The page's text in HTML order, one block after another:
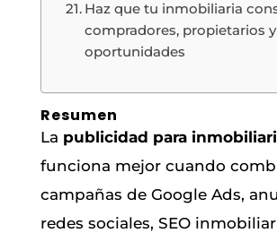
Haz que tu inmobiliaria
compradores, propietarios y
oportunidades
Resumen
La publicidad para
funciona mejor cuando
campañas de Google Ads,
redes sociales, SEO